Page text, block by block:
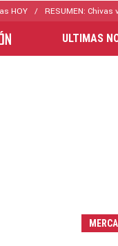
HOY RESUMEN: Chivas
ULTIMAS